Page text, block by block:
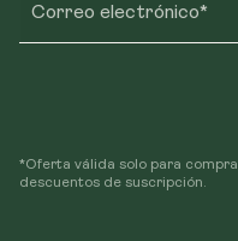
Correo electrónico*
*Oferta válida solo para
descuentos de suscripción.